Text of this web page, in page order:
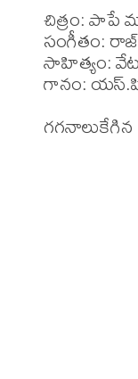
చిత్రం: పాపే
సంగీతం:
సాహిత్యం:
గానం: